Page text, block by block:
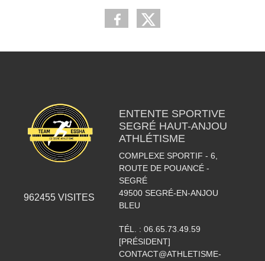
962455 VISITES
ENTENTE SPORTIVE
SEGRÉ HAUT-ANJOU
ATHLÉTISME
COMPLEXE SPORTIF - 6,
ROUTE DE POUANCÉ -
SEGRÉ
49500 SEGRÉ-EN-ANJOU
BLEU
TÉL. : 06.65.73.49.59
[PRÉSIDENT]
CONTACT@ATHLETISME-